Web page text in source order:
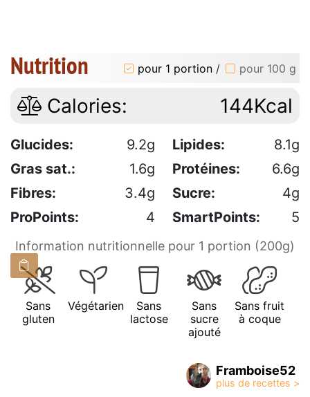
Nutrition pour 1 portion / pour 100 g
Calories: 144Kcal
Glucides: 9.2g Lipides:
8.1g
Gras sat.:
1.6g Protéines:
6.6g
Fibres:
3.4g Sucre:
4g
ProPoints:
4 SmartPoints: 5
Information nutritionnelle pour 1 portion (200g)
Sans
gluten
Végétarien
Sans
lactose
Sans
sucre
ajouté
Sans fruit
à coque
Framboise52